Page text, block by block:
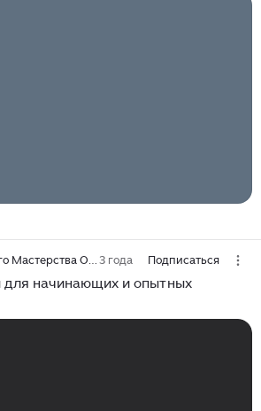
Академия Высокого Мастерства Ogivitel-ART 3 года Подписаться
для начинающих и опытных